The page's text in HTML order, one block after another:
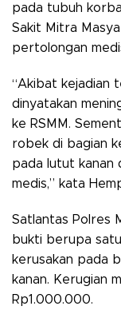
pada tubuh
Sakit Mitra
pertolongan
“Akibat kejadian
dinyatakan
ke RSMM.
robek di bagian
pada lutut kanan
medis,” kata
Satlantas Polres
bukti berupa
kerusakan pada
kanan. Kerugian
Rp1.000.000.